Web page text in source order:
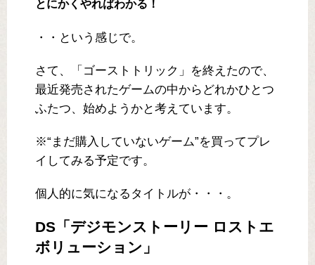
とにかくやればわかる！
・・という感じで。
さて、「ゴーストトリック」を終えたので、
最近発売されたゲームの中からどれかひとつ
ふたつ、始めようかと考えています。
※“まだ購入していないゲーム”を買ってプレ
イしてみる予定です。
個人的に気になるタイトルが・・・。
DS「デジモンストーリー ロストエ
ボリューション」